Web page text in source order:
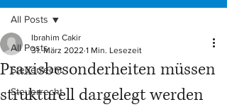
All Posts
Steuerrecht
Steuerrecht
All Posts
Praxisbesonderheiten müssen
strukturell dargelegt werden
Ibrahim Cakir
31. März 2022 1 Min. Lesezeit